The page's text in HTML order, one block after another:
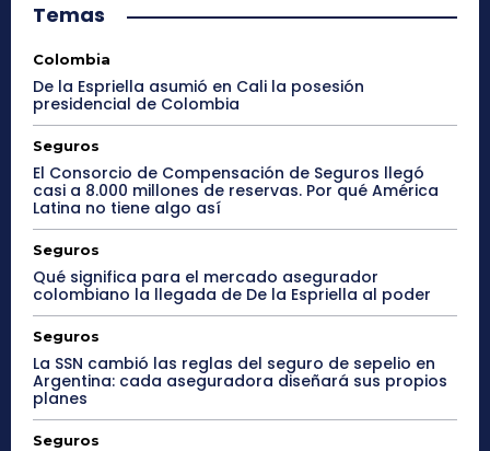
Temas
Colombia
De la Espriella asumió en Cali la posesión
presidencial de Colombia
Seguros
El Consorcio de Compensación de Seguros llegó
casi a 8.000 millones de reservas. Por qué América
Latina no tiene algo así
Seguros
Qué significa para el mercado asegurador
colombiano la llegada de De la Espriella al poder
Seguros
La SSN cambió las reglas del seguro de sepelio en
Argentina: cada aseguradora diseñará sus propios
planes
Seguros